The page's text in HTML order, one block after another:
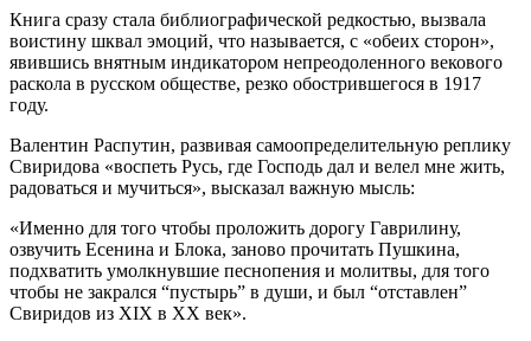
Книга сразу стала библиографической редкостью, вызвала
воистину шквал эмоций, что называется, с «обеих сторон»,
явившись внятным индикатором непреодоленного векового
раскола в русском обществе, резко обострившегося в 1917
году.
Валентин Распутин, развивая самоопределительную реплику
Свиридова «воспеть Русь, где Господь дал и велел мне жить,
радоваться и мучиться», высказал важную мысль:
«Именно для того чтобы проложить дорогу Гаврилину,
озвучить Есенина и Блока, заново прочитать Пушкина,
подхватить умолкнувшие песнопения и молитвы, для того
чтобы не закрался “пустырь” в души, и был “отставлен”
Свиридов из XIX в ХХ век».